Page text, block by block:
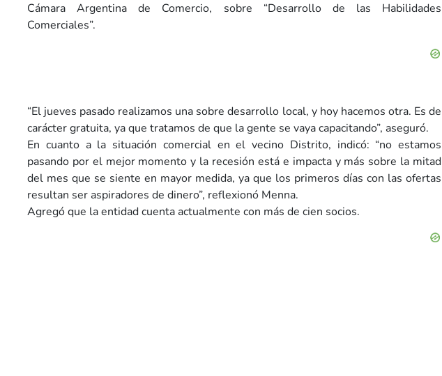
Cámara Argentina de Comercio, sobre “Desarrollo de las Habilidades
Comerciales”.
“El jueves pasado realizamos una sobre desarrollo local, y hoy hacemos otra. Es de
carácter gratuita, ya que tratamos de que la gente se vaya capacitando”, aseguró.
En cuanto a la situación comercial en el vecino Distrito, indicó: “no estamos
pasando por el mejor momento y la recesión está e impacta y más sobre la mitad
del mes que se siente en mayor medida, ya que los primeros días con las ofertas
resultan ser aspiradores de dinero”, reflexionó Menna.
Agregó que la entidad cuenta actualmente con más de cien socios.